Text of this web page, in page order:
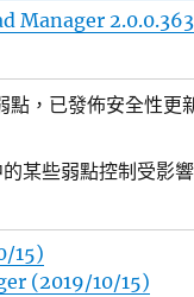
Manager
點，已發佈安全性更
某些弱點控制受影
15)
(2019/10/15)